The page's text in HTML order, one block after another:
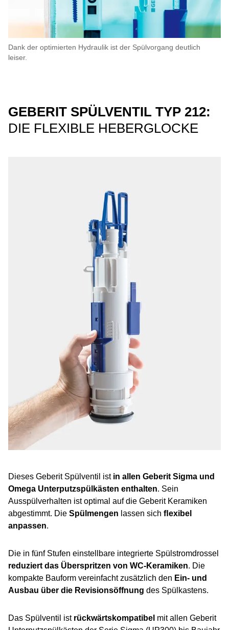
Dank der optimierten Hydraulik ist der Spülvorgang deutlich
leiser.
GEBERIT SPÜLVENTIL TYP 212:
DIE FLEXIBLE HEBERGLOCKE
Dieses Geberit Spülventil ist in allen Geberit Sigma und
Omega Unterputzspülkästen enthalten. Sein
Ausspülverhalten ist optimal auf die Geberit Keramiken
abgestimmt. Die Spülmengen lassen sich ﬂexibel
anpassen.
Die in fünf Stufen einstellbare integrierte Spülstromdrossel
reduziert das Überspritzen von WC-Keramiken. Die
kompakte Bauform vereinfacht zusätzlich den Ein- und
Ausbau über die Revisionsöffnung des Spülkastens.
Das Spülventil ist rückwärtskompatibel mit allen Geberit